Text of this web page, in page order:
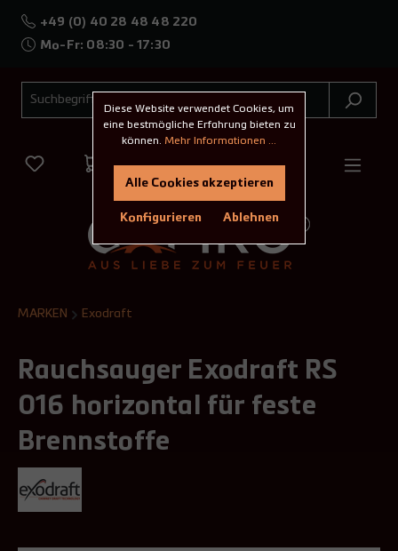
+49 (0) 40 28 48 48 220
Mo-Fr: 08:30 - 17:30
MARKEN Exodraft
Rauchsauger Exodraft RS
016 horizontal für feste
Brennstoffe
Diese Website verwendet Cookies, um
eine bestmögliche Erfahrung bieten zu
können. Mehr Informationen ...
Ablehnen
Konfigurieren
Alle Cookies akzeptieren